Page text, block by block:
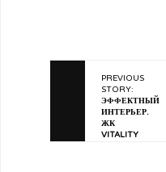
PREVIOUS
STORY:
ЭФФЕКТНЫЙ
ИНТЕРЬЕР.
ЖК
VITALITY